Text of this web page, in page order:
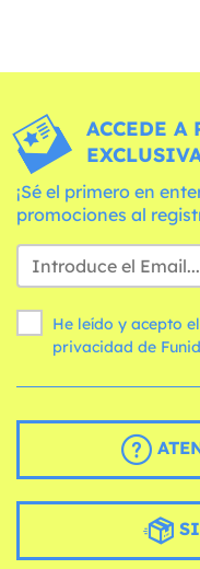
ACCEDE A
¡Sé el primero en
promociones al
He leído y acepto
privacidad de